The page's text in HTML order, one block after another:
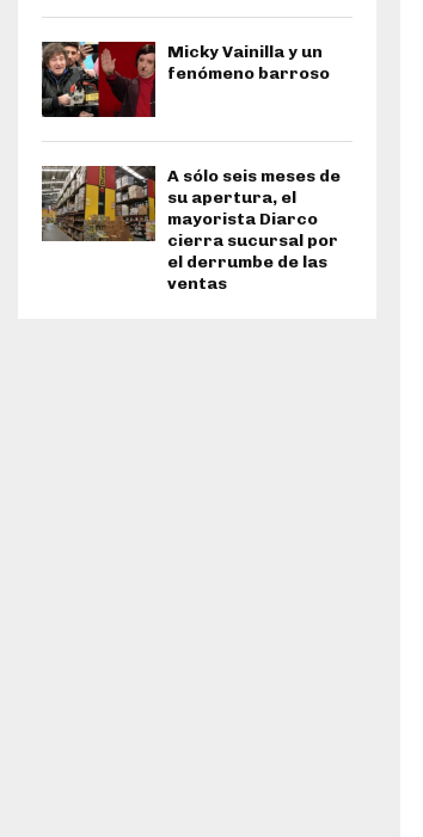
Micky Vainilla y un
fenómeno barroso
A sólo seis meses de
su apertura, el
mayorista Diarco
cierra sucursal por
el derrumbe de las
ventas